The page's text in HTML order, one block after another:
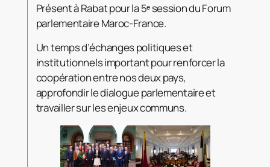
Présent à Rabat pour la 5ᵉ session du Forum
parlementaire Maroc-France.
Un temps d’échanges politiques et
institutionnels important pour renforcer la
coopération entre nos deux pays,
approfondir le dialogue parlementaire et
travailler sur les enjeux communs.